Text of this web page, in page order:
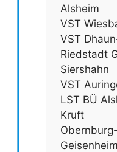
Alsheim
VST
VST
Riedstadt
Siershahn
VST
LST BÜ
Kruft